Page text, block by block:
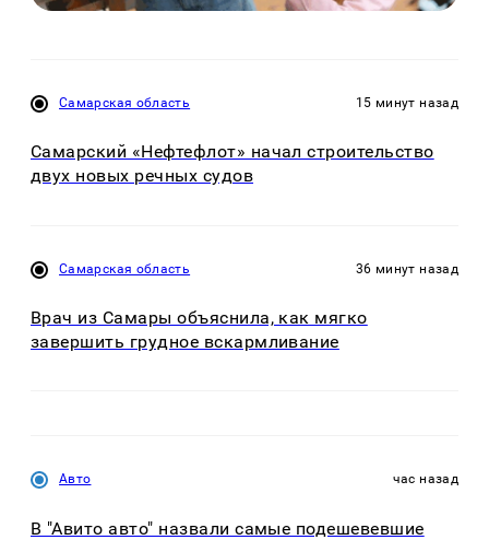
Самарская область 15 минут назад
Самарский «Нефтефлот» начал строительство
двух новых речных судов
Самарская область 36 минут назад
Врач из Самары объяснила, как мягко
завершить грудное вскармливание
Авто час назад
В "Авито авто" назвали самые подешевевшие